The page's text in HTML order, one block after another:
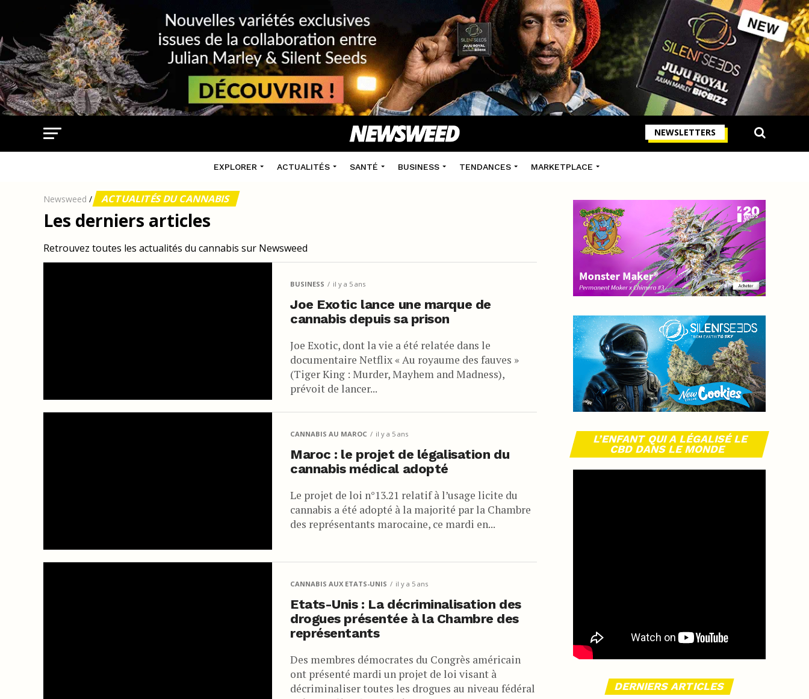
NEWSLETTERS
EXPLORER ACTUALITÉS SANTÉ BUSINESS TENDANCES MARKETPLACE
Newsweed / ACTUALITÉS DU CANNABIS
Les derniers articles
Retrouvez toutes les actualités du cannabis sur Newsweed
BUSINESS il y a 5 ans
Joe Exotic lance une marque de
cannabis depuis sa prison
Joe Exotic, dont la vie a été relatée dans le
documentaire Netflix « Au royaume des fauves »
(Tiger King : Murder, Mayhem and Madness),
prévoit de lancer...
CANNABIS AU MAROC il y a 5 ans
Maroc : le projet de légalisation du
cannabis médical adopté
Le projet de loi n°13.21 relatif à l’usage licite du
cannabis a été adopté à la majorité par la Chambre
des représentants marocaine, ce mardi en...
CANNABIS AUX ETATS-UNIS il y a 5 ans
Etats-Unis : La décriminalisation des
drogues présentée à la Chambre des
représentants
Des membres démocrates du Congrès américain
ont présenté mardi un projet de loi visant à
décriminaliser toutes les drogues au niveau fédéral
L’ENFANT QUI A LÉGALISÉ LE
CBD DANS LE MONDE
DERNIERS ARTICLES